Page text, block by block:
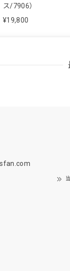
ス/7906）
¥19,800